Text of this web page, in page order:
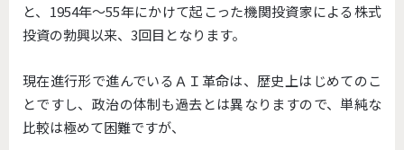
と、1954年〜55年にかけて起こった機関投資家による株式
投資の勃興以来、3回目となります。
現在進行形で進んでいるＡＩ革命は、歴史上はじめてのこ
とですし、政治の体制も過去とは異なりますので、単純な
比較は極めて困難ですが、